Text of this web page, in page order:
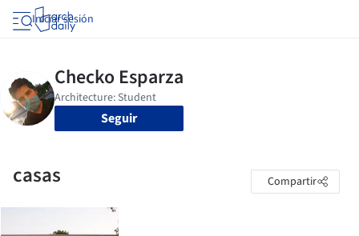
Iniciar sesión
Seguir
casas Compartir